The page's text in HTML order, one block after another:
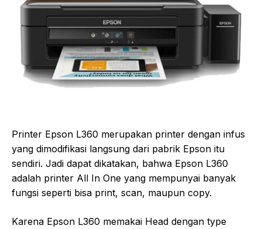
Printer Epson L360 merupakan printer dengan infus
yang dimodifikasi langsung dari pabrik Epson itu
sendiri. Jadi dapat dikatakan, bahwa Epson L360
adalah printer All In One yang mempunyai banyak
fungsi seperti bisa print, scan, maupun copy.
Karena Epson L360 memakai Head dengan type